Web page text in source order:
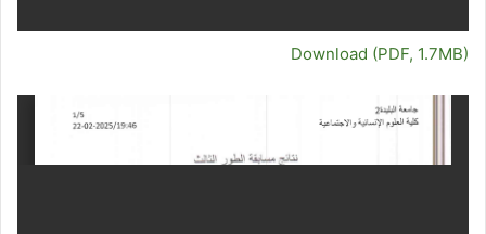
Download (PDF, 1.7MB)